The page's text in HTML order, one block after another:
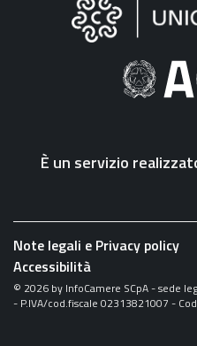
"Fattura
Elettronica"
È un servizio
Note legali e Privacy policy
Accessibilità
© 2026 by InfoCamere SCpA - sede
- P.IVA/cod.fiscale 02313821007 -